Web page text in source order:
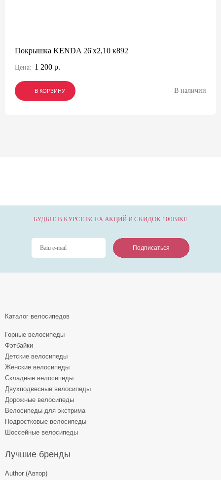
Покрышка KENDA 26'х2,10 к892
Цена: 1 200 р.
В КОРЗИНУ
В КОРЗИНУ
В КОРЗИНУ В наличии
БУДЬТЕ В КУРСЕ ВСЕХ АКЦИЙ И СКИДОК 100BIKE
Подписаться
Подписаться
Подписаться
Каталог велосипедов
Горные велосипеды
Фэтбайки
Детские велосипеды
Женские велосипеды
Складные велосипеды
Двухподвесные велосипеды
Дорожные велосипеды
Велосипеды для экстрима
Подростковые велосипеды
Шоссейные велосипеды
Лучшие бренды
Author (Автор)